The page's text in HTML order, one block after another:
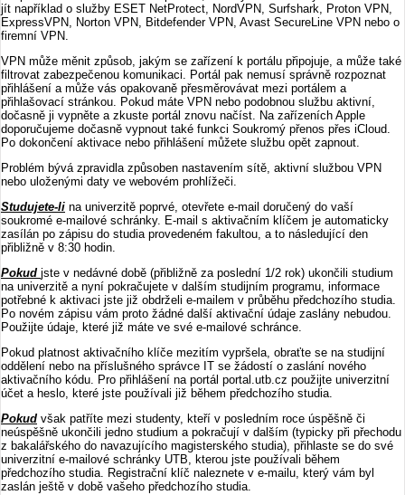
jít například o služby ESET NetProtect, NordVPN, Surfshark, Proton VPN,
ExpressVPN, Norton VPN, Bitdefender VPN, Avast SecureLine VPN nebo o
firemní VPN.
VPN může měnit způsob, jakým se zařízení k portálu připojuje, a může také
filtrovat zabezpečenou komunikaci. Portál pak nemusí správně rozpoznat
přihlášení a může vás opakovaně přesměrovávat mezi portálem a
přihlašovací stránkou. Pokud máte VPN nebo podobnou službu aktivní,
dočasně ji vypněte a zkuste portál znovu načíst. Na zařízeních Apple
doporučujeme dočasně vypnout také funkci Soukromý přenos přes iCloud.
Po dokončení aktivace nebo přihlášení můžete službu opět zapnout.
Problém bývá zpravidla způsoben nastavením sítě, aktivní službou VPN
nebo uloženými daty ve webovém prohlížeči.
Studujete-li na univerzitě poprvé, otevřete e-mail doručený do vaší
soukromé e-mailové schránky. E-mail s aktivačním klíčem je automaticky
zasílán po zápisu do studia provedeném fakultou, a to následující den
přibližně v 8:30 hodin.
Pokud jste v nedávné době (přibližně za poslední 1/2 rok) ukončili studium
na univerzitě a nyní pokračujete v dalším studijním programu, informace
potřebné k aktivaci jste již obdrželi e-mailem v průběhu předchozího studia.
Po novém zápisu vám proto žádné další aktivační údaje zaslány nebudou.
Použijte údaje, které již máte ve své e-mailové schránce.
Pokud platnost aktivačního klíče mezitím vypršela, obraťte se na studijní
oddělení nebo na příslušného správce IT se žádostí o zaslání nového
aktivačního kódu. Pro přihlášení na portál portal.utb.cz použijte univerzitní
účet a heslo, které jste používali již během předchozího studia.
Pokud však patříte mezi studenty, kteří v posledním roce úspěšně či
neúspěšně ukončili jedno studium a pokračují v dalším (typicky při přechodu
z bakalářského do navazujícího magisterského studia), přihlaste se do své
univerzitní e-mailové schránky UTB, kterou jste používali během
předchozího studia. Registrační klíč naleznete v e-mailu, který vám byl
zaslán ještě v době vašeho předchozího studia.